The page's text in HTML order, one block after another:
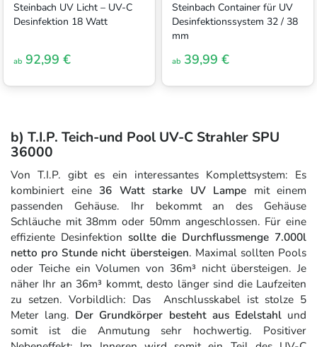
Steinbach UV Licht – UV-C
Desinfektion 18 Watt
ab 92,99 €
Steinbach Container für UV
Desinfektionssystem 32 / 38
mm
ab 39,99 €
b) T.I.P. Teich-und Pool UV-C Strahler SPU
36000
Von T.I.P. gibt es ein interessantes Komplettsystem: Es
kombiniert eine 36 Watt starke UV Lampe mit einem
passenden Gehäuse. Ihr bekommt an des Gehäuse
Schläuche mit 38mm oder 50mm angeschlossen. Für eine
effiziente Desinfektion sollte die Durchflussmenge 7.000l
netto pro Stunde nicht übersteigen. Maximal sollten Pools
oder Teiche ein Volumen von 36m³ nicht übersteigen. Je
näher Ihr an 36m³ kommt, desto länger sind die Laufzeiten
zu setzen. Vorbildlich: Das Anschlusskabel ist stolze 5
Meter lang. Der Grundkörper besteht aus Edelstahlund
somit ist die Anmutung sehr hochwertig. Positiver